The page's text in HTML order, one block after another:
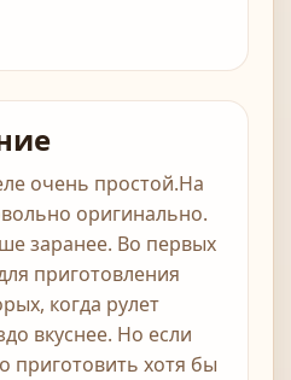
очень простой.На
оригинально.
заранее. Во первых
приготовления
когда рулет
вкуснее. Но если
приготовить хотя бы